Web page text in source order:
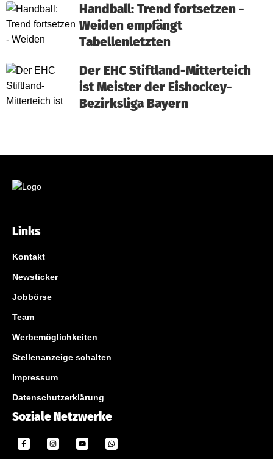
Handball: Trend fortsetzen -
Weiden empfängt
Tabellenletzten
Der EHC Stiftland-Mitterteich
ist Meister der Eishockey-
Bezirksliga Bayern
Links
Kontakt
Newsticker
Jobbörse
Team
Werbemöglichkeiten
Stellenanzeige schalten
Impressum
Datenschutzerklärung
Soziale Netzwerke